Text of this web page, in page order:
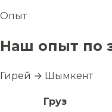
Опыт
Наш опыт по
Гирей → Шымкент
Груз